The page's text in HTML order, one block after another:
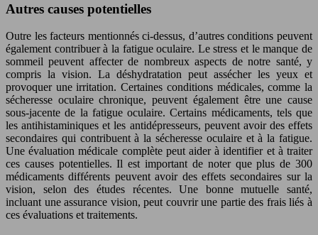
Autres causes potentielles
Outre les facteurs mentionnés ci-dessus, d’autres conditions peuvent
également contribuer à la fatigue oculaire. Le stress et le manque de
sommeil peuvent affecter de nombreux aspects de notre santé, y
compris la vision. La déshydratation peut assécher les yeux et
provoquer une irritation. Certaines conditions médicales, comme la
sécheresse oculaire chronique, peuvent également être une cause
sous-jacente de la fatigue oculaire. Certains médicaments, tels que
les antihistaminiques et les antidépresseurs, peuvent avoir des effets
secondaires qui contribuent à la sécheresse oculaire et à la fatigue.
Une évaluation médicale complète peut aider à identifier et à traiter
ces causes potentielles. Il est important de noter que plus de 300
médicaments différents peuvent avoir des effets secondaires sur la
vision, selon des études récentes. Une bonne mutuelle santé,
incluant une assurance vision, peut couvrir une partie des frais liés à
ces évaluations et traitements.